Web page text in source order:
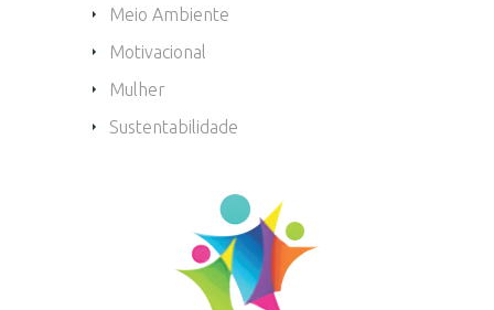
Meio Ambiente
Motivacional
Mulher
Sustentabilidade